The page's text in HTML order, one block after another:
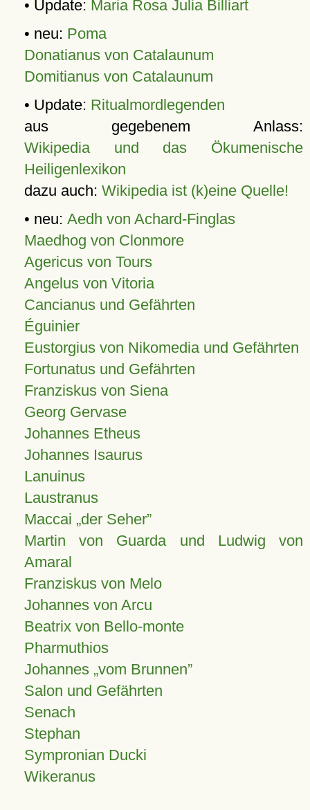
• Update: Maria Rosa Julia Billiart
• neu: Poma
Donatianus von Catalaunum
Domitianus von Catalaunum
• Update: Ritualmordlegenden
aus gegebenem Anlass:
Wikipedia und das Ökumenische
Heiligenlexikon
dazu auch: Wikipedia ist (k)eine Quelle!
• neu: Aedh von Achard-Finglas
Maedhog von Clonmore
Agericus von Tours
Angelus von Vitoria
Cancianus und Gefährten
Éguinier
Eustorgius von Nikomedia und Gefährten
Fortunatus und Gefährten
Franziskus von Siena
Georg Gervase
Johannes Etheus
Johannes Isaurus
Lanuinus
Laustranus
Maccai „der Seher”
Martin von Guarda und Ludwig von
Amaral
Franziskus von Melo
Johannes von Arcu
Beatrix von Bello-monte
Pharmuthios
Johannes vom Brunnen
Salon und Gefährten
Senach
Stephan
Sympronian Ducki
Wikeranus